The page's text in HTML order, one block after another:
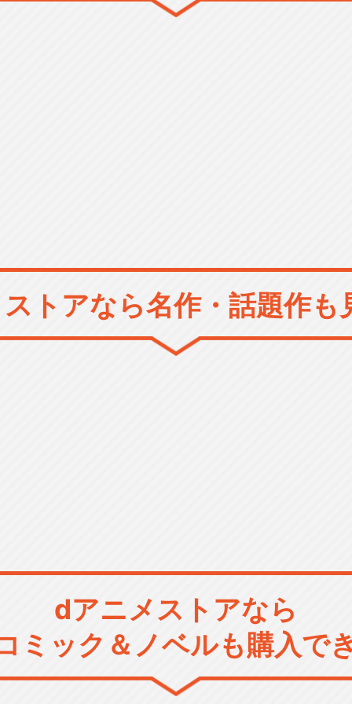
トアなら名作・話題作も
dアニメストアなら
ミック＆ノベルも購入で